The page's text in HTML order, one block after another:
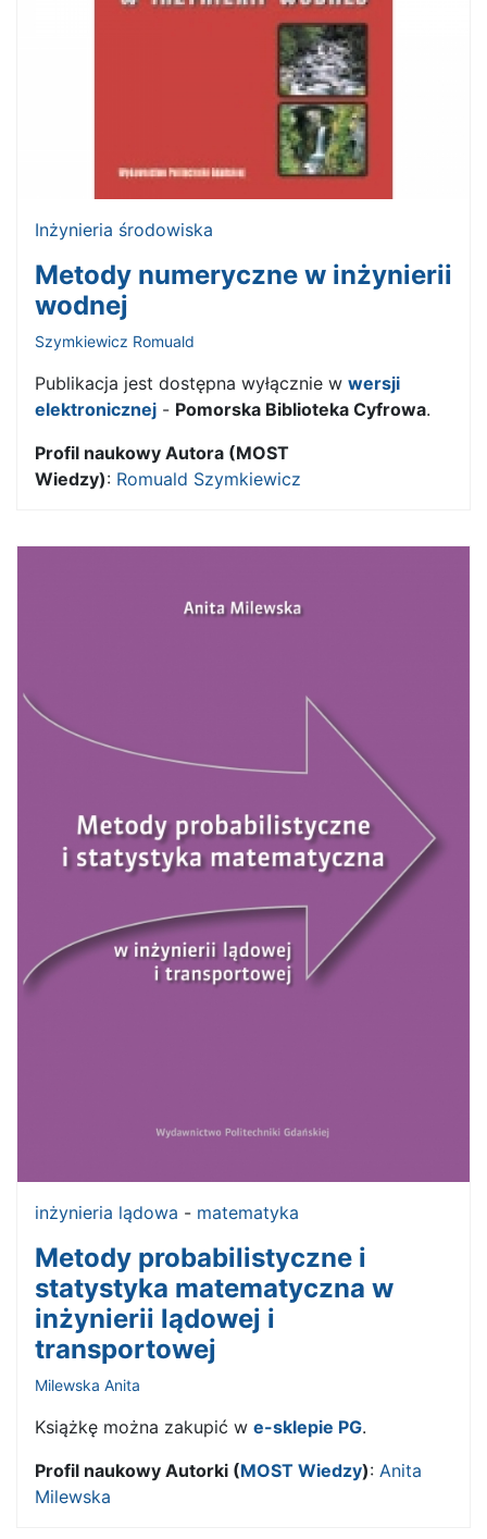
Inżynieria środowiska
Metody numeryczne w inżynierii
wodnej
Szymkiewicz Romuald
Publikacja jest dostępna wyłącznie w wersji
elektronicznej - Pomorska Biblioteka Cyfrowa.
Profil naukowy Autora (MOST
Wiedzy): Romuald Szymkiewicz
inżynieria lądowa - matematyka
Metody probabilistyczne i
statystyka matematyczna w
inżynierii lądowej i
transportowej
Milewska Anita
Książkę można zakupić w e-sklepie PG.
Profil naukowy Autorki (MOST Wiedzy): Anita
Milewska